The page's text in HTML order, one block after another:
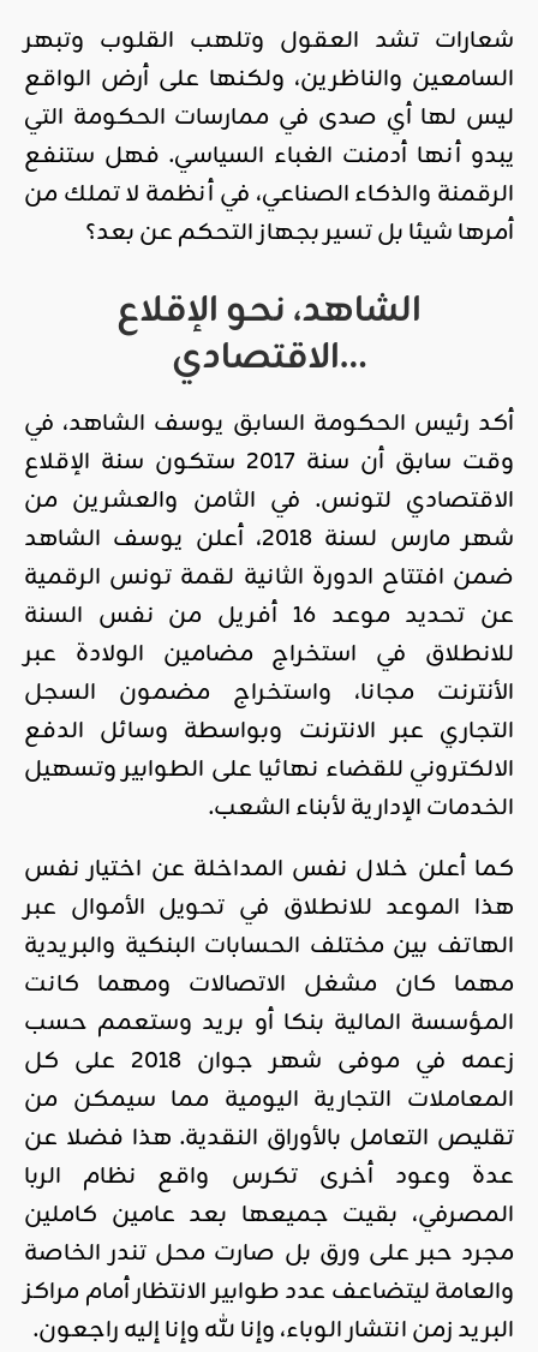
شعارات تشد العقول وتلهب القلوب وتبهر
السامعين والناظرين، ولكنها على أرض الواقع
ليس لها أي صدى في ممارسات الحكومة التي
يبدو أنها أدمنت الغباء السياسي. فهل ستنفع
الرقمنة والذكاء الصناعي، في أنظمة لا تملك من
أمرها شيئا بل تسير بجهاز التحكم عن بعد؟
الشاهد، نحو الإقلاع
الاقتصادي…
أكد رئيس الحكومة السابق يوسف الشاهد، في
وقت سابق أن سنة 2017 ستكون سنة الإقلاع
الاقتصادي لتونس. في الثامن والعشرين من
شهر مارس لسنة 2018، أعلن يوسف الشاهد
ضمن افتتاح الدورة الثانية لقمة تونس الرقمية
عن تحديد موعد 16 أفريل من نفس السنة
للانطلاق في استخراج مضامين الولادة عبر
الأنترنت مجانا، واستخراج مضمون السجل
التجاري عبر الانترنت وبواسطة وسائل الدفع
الالكتروني للقضاء نهائيا على الطوابير وتسهيل
الخدمات الإدارية لأبناء الشعب.
كما أعلن خلال نفس المداخلة عن اختيار نفس
هذا الموعد للانطلاق في تحويل الأموال عبر
الهاتف بين مختلف الحسابات البنكية والبريدية
مهما كان مشغل الاتصالات ومهما كانت
المؤسسة المالية بنكا أو بريد وستعمم حسب
زعمه في موفى شهر جوان 2018 على كل
المعاملات التجارية اليومية مما سيمكن من
تقليص التعامل بالأوراق النقدية. هذا فضلا عن
عدة وعود أخرى تكرس واقع نظام الربا
المصرفي، بقيت جميعها بعد عامين كاملين
مجرد حبر على ورق بل صارت محل تندر الخاصة
والعامة ليتضاعف عدد طوابير الانتظار أمام مراكز
البريد زمن انتشار الوباء، وإنا لله وإنا إليه راجعون.